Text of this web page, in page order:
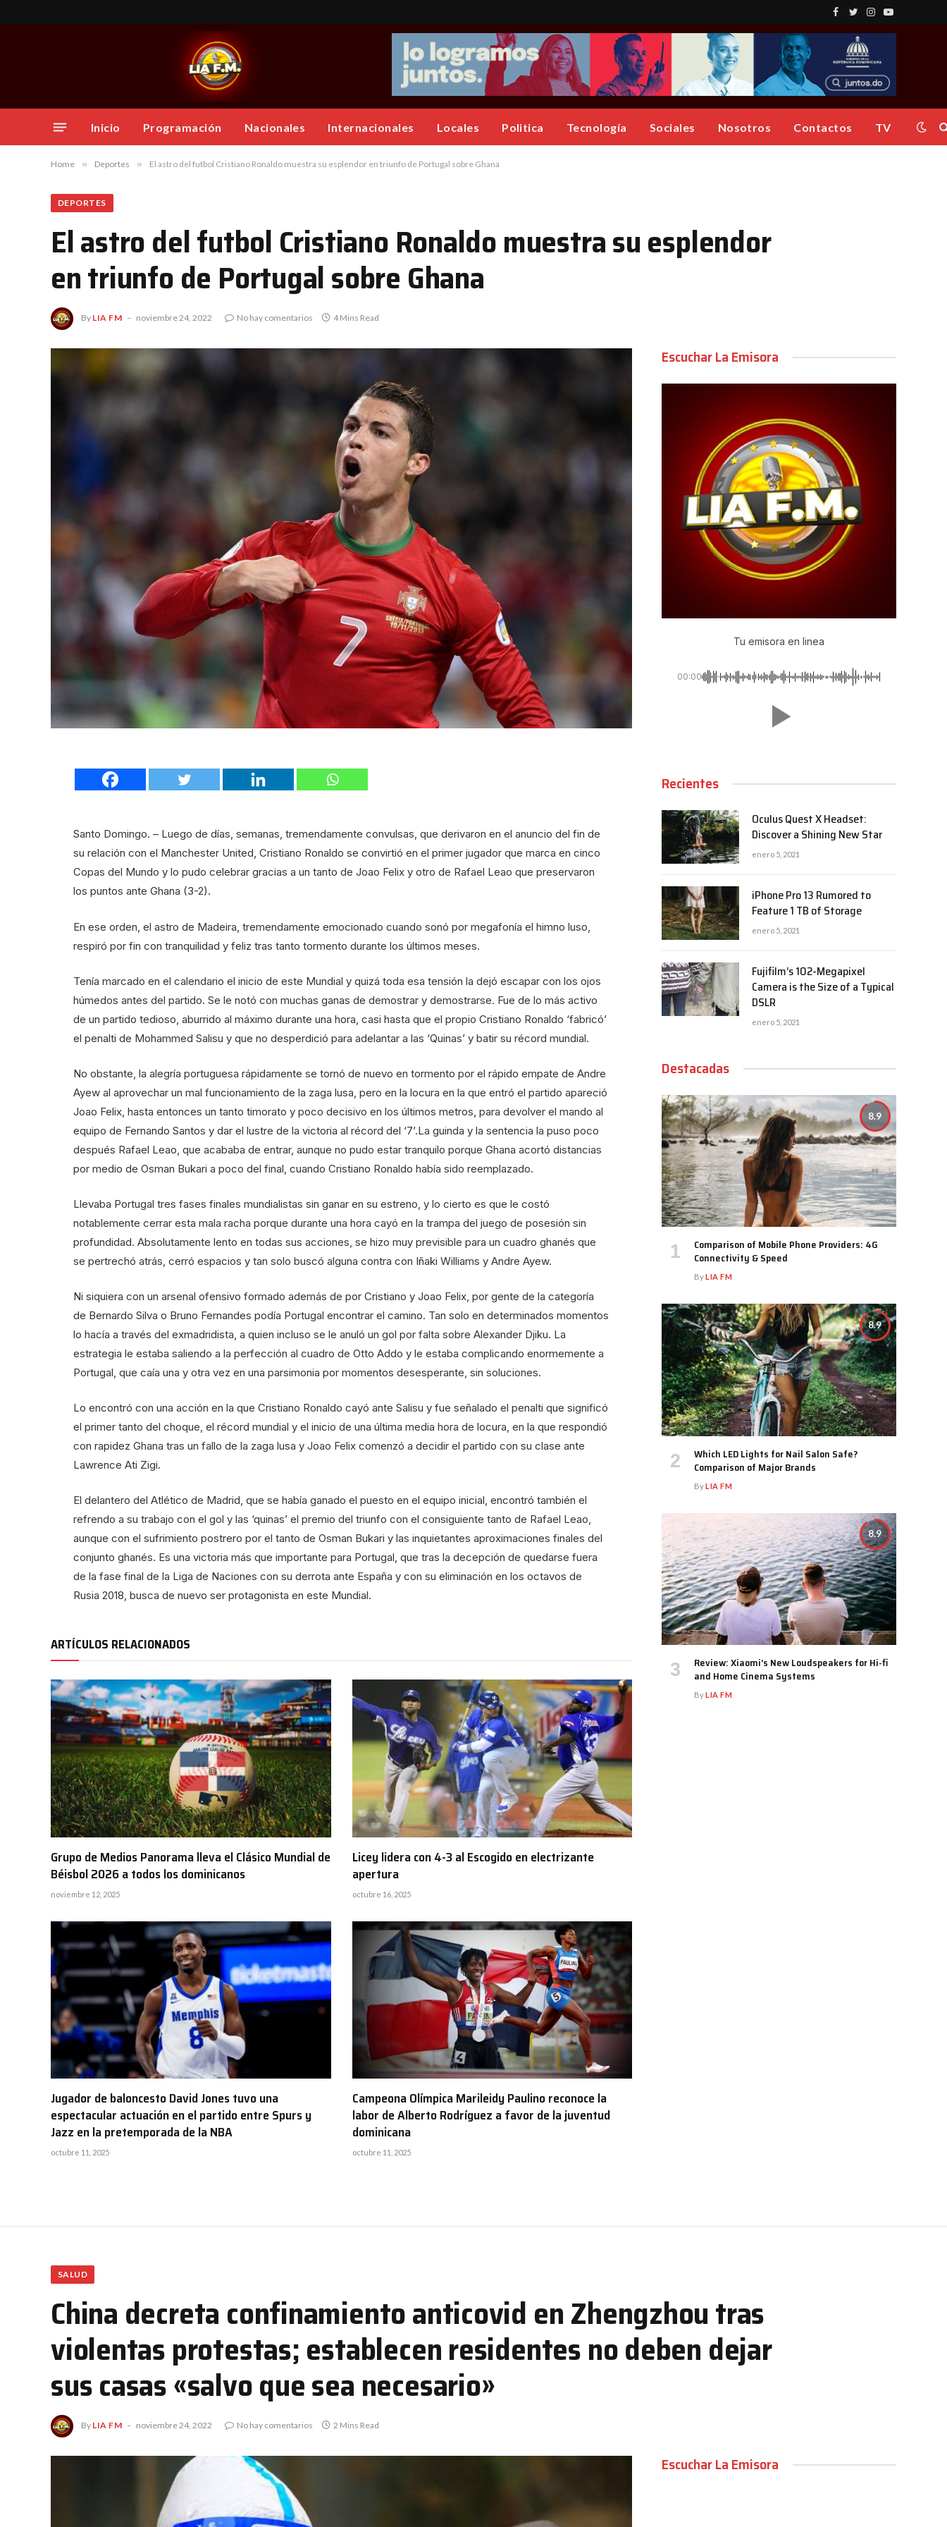
Facebook
TwitterInstagram
YouTube
Inicio Programación Nacionales Internacionales Locales Politica Tecnología Sociales Nosotros Contactos TV
Home » Deportes » El astro del futbol Cristiano Ronaldo muestra su esplendor en triunfo de Portugal sobre Ghana
DEPORTES
El astro del futbol Cristiano Ronaldo muestra su esplendor
en triunfo de Portugal sobre Ghana
By LIA FM noviembre 24, 2022 No hay comentarios 4 Mins Read
Santo Domingo. – Luego de días, semanas, tremendamente convulsas, que derivaron en el anuncio del fin de
su relación con el Manchester United, Cristiano Ronaldo se convirtió en el primer jugador que marca en cinco
Copas del Mundo y lo pudo celebrar gracias a un tanto de Joao Felix y otro de Rafael Leao que preservaron
los puntos ante Ghana (3-2).
En ese orden, el astro de Madeira, tremendamente emocionado cuando sonó por megafonía el himno luso,
respiró por fin con tranquilidad y feliz tras tanto tormento durante los últimos meses.
Tenía marcado en el calendario el inicio de este Mundial y quizá toda esa tensión la dejó escapar con los ojos
húmedos antes del partido. Se le notó con muchas ganas de demostrar y demostrarse. Fue de lo más activo
de un partido tedioso, aburrido al máximo durante una hora, casi hasta que el propio Cristiano Ronaldo ‘fabricó’
el penalti de Mohammed Salisu y que no desperdició para adelantar a las ‘Quinas’ y batir su récord mundial.
No obstante, la alegría portuguesa rápidamente se tornó de nuevo en tormento por el rápido empate de Andre
Ayew al aprovechar un mal funcionamiento de la zaga lusa, pero en la locura en la que entró el partido apareció
Joao Felix, hasta entonces un tanto timorato y poco decisivo en los últimos metros, para devolver el mando al
equipo de Fernando Santos y dar el lustre de la victoria al récord del ‘7’.La guinda y la sentencia la puso poco
después Rafael Leao, que acababa de entrar, aunque no pudo estar tranquilo porque Ghana acortó distancias
por medio de Osman Bukari a poco del final, cuando Cristiano Ronaldo había sido reemplazado.
Llevaba Portugal tres fases finales mundialistas sin ganar en su estreno, y lo cierto es que le costó
notablemente cerrar esta mala racha porque durante una hora cayó en la trampa del juego de posesión sin
profundidad. Absolutamente lento en todas sus acciones, se hizo muy previsible para un cuadro ghanés que
se pertrechó atrás, cerró espacios y tan solo buscó alguna contra con Iñaki Williams y Andre Ayew.
Ni siquiera con un arsenal ofensivo formado además de por Cristiano y Joao Felix, por gente de la categoría
de Bernardo Silva o Bruno Fernandes podía Portugal encontrar el camino. Tan solo en determinados momentos
lo hacía a través del exmadridista, a quien incluso se le anuló un gol por falta sobre Alexander Djiku. La
estrategia le estaba saliendo a la perfección al cuadro de Otto Addo y le estaba complicando enormemente a
Portugal, que caía una y otra vez en una parsimonia por momentos desesperante, sin soluciones.
Lo encontró con una acción en la que Cristiano Ronaldo cayó ante Salisu y fue señalado el penalti que significó
el primer tanto del choque, el récord mundial y el inicio de una última media hora de locura, en la que respondió
con rapidez Ghana tras un fallo de la zaga lusa y Joao Felix comenzó a decidir el partido con su clase ante
Lawrence Ati Zigi.
El delantero del Atlético de Madrid, que se había ganado el puesto en el equipo inicial, encontró también el
refrendo a su trabajo con el gol y las ‘quinas’ el premio del triunfo con el consiguiente tanto de Rafael Leao,
aunque con el sufrimiento postrero por el tanto de Osman Bukari y las inquietantes aproximaciones finales del
conjunto ghanés. Es una victoria más que importante para Portugal, que tras la decepción de quedarse fuera
de la fase final de la Liga de Naciones con su derrota ante España y con su eliminación en los octavos de
Rusia 2018, busca de nuevo ser protagonista en este Mundial.
ARTÍCULOS RELACIONADOS
Grupo de Medios Panorama lleva el Clásico Mundial de
Béisbol 2026 a todos los dominicanos
noviembre 12, 2025
Licey lidera con 4-3 al Escogido en electrizante
apertura
octubre 16, 2025
Jugador de baloncesto David Jones tuvo una
espectacular actuación en el partido entre Spurs y
Jazz en la pretemporada de la NBA
octubre 11, 2025
Campeona Olímpica Marileidy Paulino reconoce la
labor de Alberto Rodríguez a favor de la juventud
dominicana
octubre 11, 2025
Escuchar La Emisora
Tu emisora en linea
00:00
Recientes
Oculus Quest X Headset:
Discover a Shining New Star
enero 5, 2021
iPhone Pro 13 Rumored to
Feature 1 TB of Storage
enero 5, 2021
Fujifilm’s 102-Megapixel
Camera is the Size of a Typical
DSLR
enero 5, 2021
Destacadas
8.9
Comparison of Mobile Phone Providers: 4G
Connectivity & Speed
ByLIA FM
8.9
Which LED Lights for Nail Salon Safe?
Comparison of Major Brands
ByLIA FM
8.9
Review: Xiaomi’s New Loudspeakers for Hi-fi
and Home Cinema Systems
ByLIA FM
SALUD
China decreta confinamiento anticovid en Zhengzhou tras
violentas protestas; establecen residentes no deben dejar
sus casas «salvo que sea necesario»
By LIA FM noviembre 24, 2022 No hay comentarios 2 Mins Read
Escuchar La Emisora